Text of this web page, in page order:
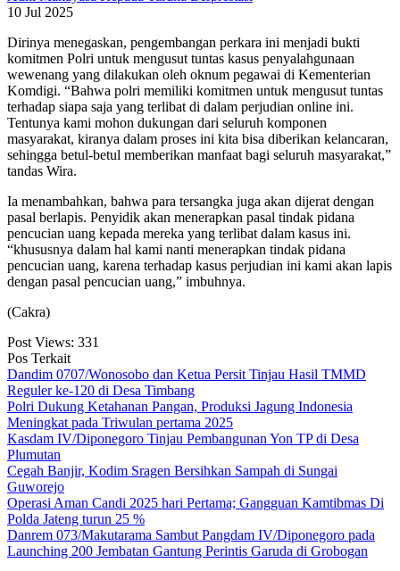
10 Jul 2025
Dirinya menegaskan, pengembangan perkara ini menjadi bukti
komitmen Polri untuk mengusut tuntas kasus penyalahgunaan
wewenang yang dilakukan oleh oknum pegawai di Kementerian
Komdigi. “Bahwa polri memiliki komitmen untuk mengusut tuntas
terhadap siapa saja yang terlibat di dalam perjudian online ini.
Tentunya kami mohon dukungan dari seluruh komponen
masyarakat, kiranya dalam proses ini kita bisa diberikan kelancaran,
sehingga betul-betul memberikan manfaat bagi seluruh masyarakat,”
tandas Wira.
Ia menambahkan, bahwa para tersangka juga akan dijerat dengan
pasal berlapis. Penyidik akan menerapkan pasal tindak pidana
pencucian uang kepada mereka yang terlibat dalam kasus ini.
“khususnya dalam hal kami nanti menerapkan tindak pidana
pencucian uang, karena terhadap kasus perjudian ini kami akan lapis
dengan pasal pencucian uang,” imbuhnya.
(Cakra)
Post Views: 331
Pos Terkait
Dandim 0707/Wonosobo dan Ketua Persit Tinjau Hasil TMMD
Reguler ke-120 di Desa Timbang
Polri Dukung Ketahanan Pangan, Produksi Jagung Indonesia
Meningkat pada Triwulan pertama 2025
Kasdam IV/Diponegoro Tinjau Pembangunan Yon TP di Desa
Plumutan
Cegah Banjir, Kodim Sragen Bersihkan Sampah di Sungai
Guworejo
Operasi Aman Candi 2025 hari Pertama; Gangguan Kamtibmas Di
Polda Jateng turun 25 %
Danrem 073/Makutarama Sambut Pangdam IV/Diponegoro pada
Launching 200 Jembatan Gantung Perintis Garuda di Grobogan